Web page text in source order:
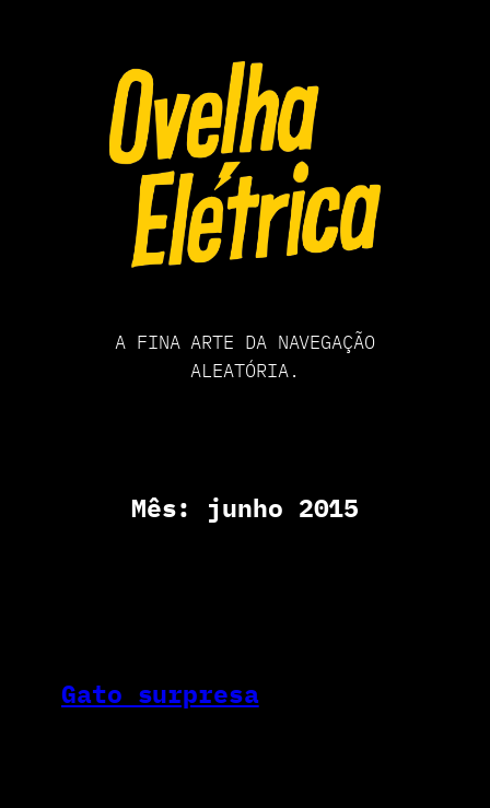
A FINA ARTE DA NAVEGAÇÃO
ALEATÓRIA.
Mês: junho 2015
Gato surpresa